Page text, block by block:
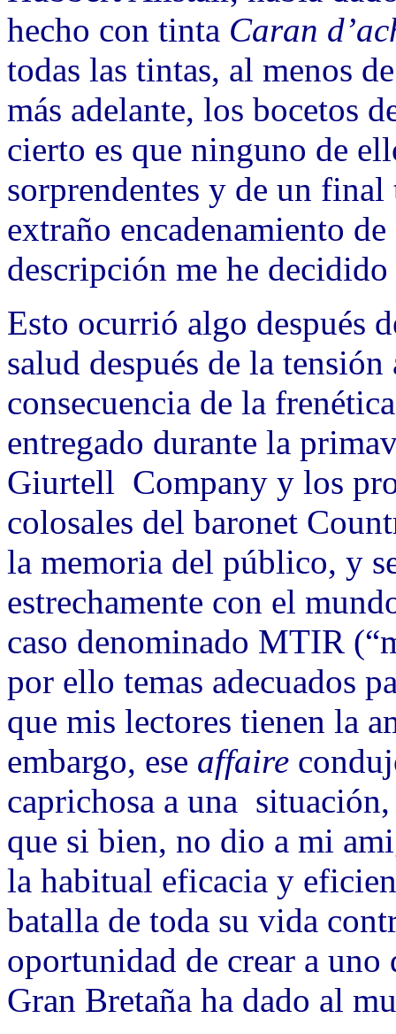
hecho con tinta Caran
todas las tintas, al menos
más adelante, los bocetos
cierto es que ninguno de
sorprendentes y de un
extraño encadenamiento
descripción me he
Esto ocurrió algo después
salud después de la
consecuencia de la
entregado durante la
Giurtell Company y los
colosales del baronet
la memoria del público, y
estrechamente con el
caso denominado MTIR
por ello temas adecuados
que mis lectores tienen la
embargo, ese affaire
caprichosa a una
que si bien, no dio a mi
la habitual eficacia y
batalla de toda su vida
oportunidad de crear a uno
Gran Bretaña ha dado al